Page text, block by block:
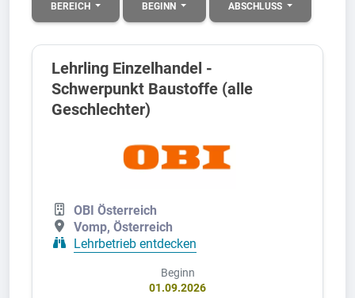
BEREICH BEGINN ABSCHLUSS
Lehrling Einzelhandel -
Schwerpunkt Baustoffe (alle
Geschlechter)
OBI Österreich
Vomp, Österreich
Lehrbetrieb entdecken
Beginn
01.09.2026